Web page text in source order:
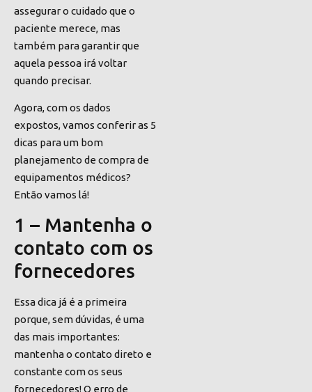
assegurar o cuidado que o
paciente merece, mas
também para garantir que
aquela pessoa irá voltar
quando precisar.
Agora, com os dados
expostos, vamos conferir as 5
dicas para um bom
planejamento de compra de
equipamentos médicos?
Então vamos lá!
1 – Mantenha o
contato com os
fornecedores
Essa dica já é a primeira
porque, sem dúvidas, é uma
das mais importantes:
mantenha o contato direto e
constante com os seus
fornecedores! O erro de